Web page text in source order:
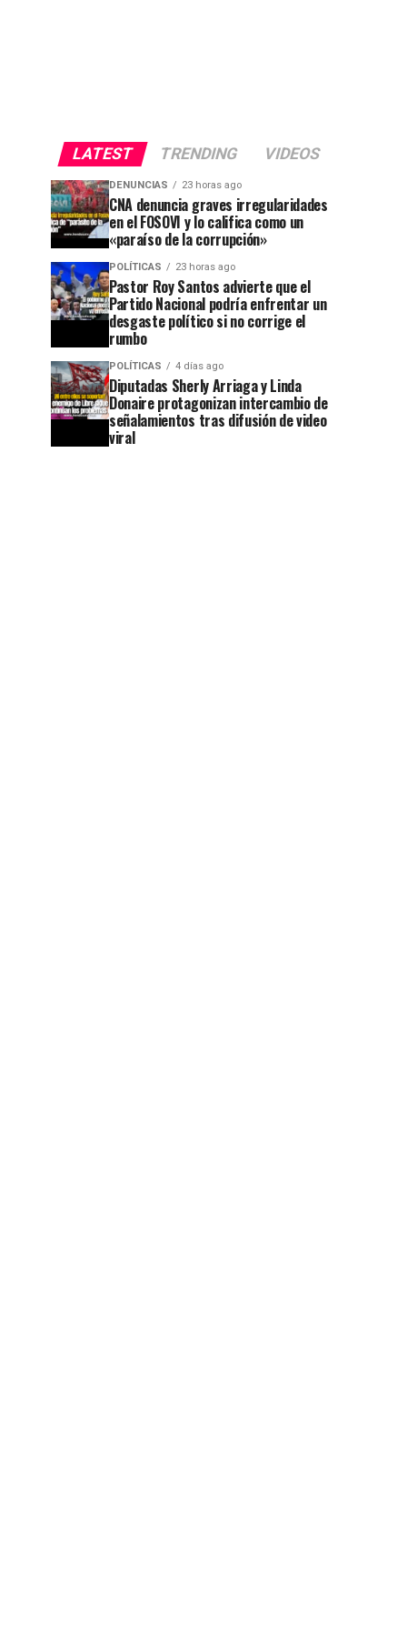
LATEST TRENDING VIDEOS
DENUNCIAS 23 horas ago
CNA denuncia graves irregularidades
en el FOSOVI y lo califica como un
«paraíso de la corrupción»
POLÍTICAS 23 horas ago
Pastor Roy Santos advierte que el
Partido Nacional podría enfrentar un
desgaste político si no corrige el
rumbo
POLÍTICAS 4 días ago
Diputadas Sherly Arriaga y Linda
Donaire protagonizan intercambio de
señalamientos tras difusión de video
viral